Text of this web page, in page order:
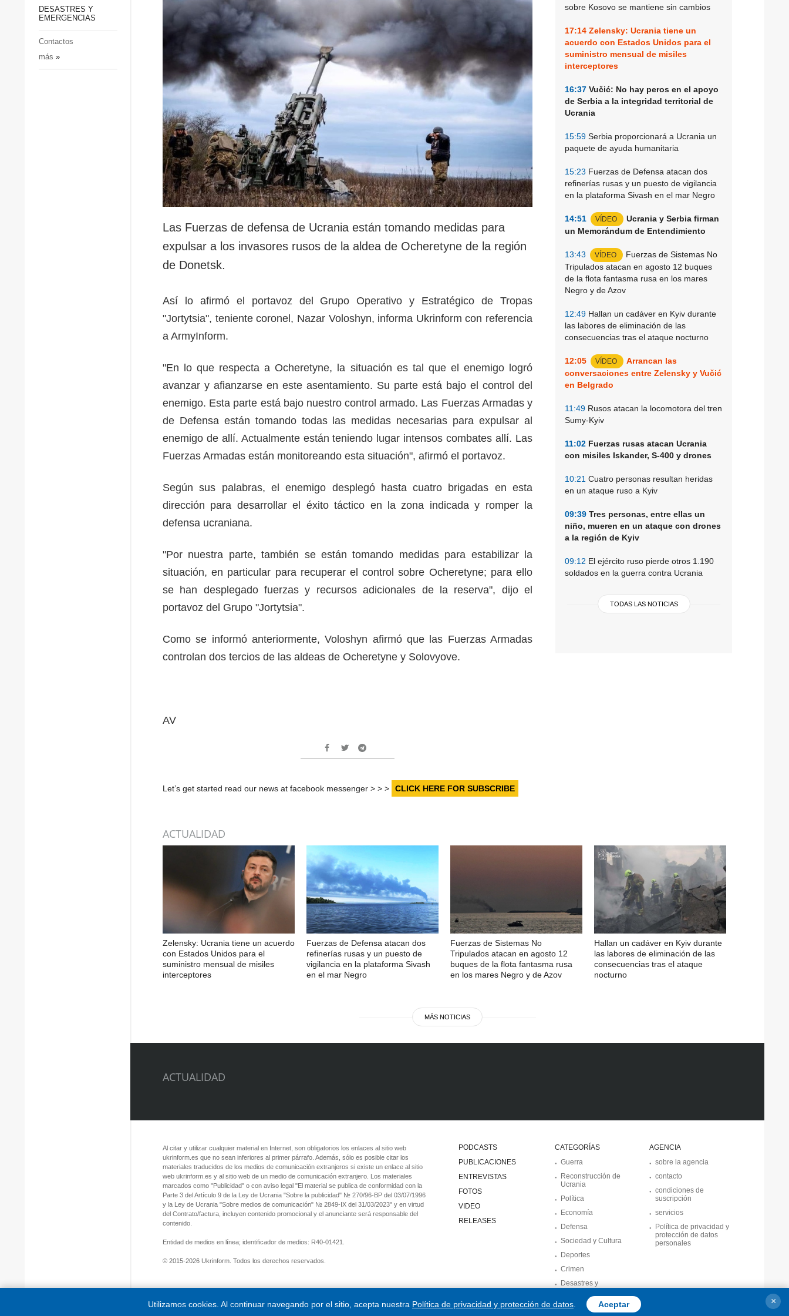
Sociedad y Cultura
Desastres y emergencias
personales
DESASTRES Y
EMERGENCIAS
Contactos
más »
sobre Kosovo se mantiene sin cambios
17:14 Zelensky: Ucrania tiene un
acuerdo con Estados Unidos para el
suministro mensual de misiles
interceptores
16:37 Vučić: No hay peros en el apoyo
de Serbia a la integridad territorial de
Ucrania
15:59 Serbia proporcionará a Ucrania un
paquete de ayuda humanitaria
15:23 Fuerzas de Defensa atacan dos
refinerías rusas y un puesto de vigilancia
en la plataforma Sivash en el mar Negro
14:51 VÍDEO
Ucrania y Serbia firman
un Memorándum de Entendimiento
13:43 VÍDEO
Fuerzas de Sistemas No
Tripulados atacan en agosto 12 buques
de la flota fantasma rusa en los mares
Negro y de Azov
12:49 Hallan un cadáver en Kyiv durante
las labores de eliminación de las
consecuencias tras el ataque nocturno
12:05 VÍDEO
Arrancan las
conversaciones entre Zelensky y Vučić
en Belgrado
11:49 Rusos atacan la locomotora del tren
Sumy-Kyiv
11:02 Fuerzas rusas atacan Ucrania
con misiles Iskander, S-400 y drones
10:21 Cuatro personas resultan heridas
en un ataque ruso a Kyiv
09:39 Tres personas, entre ellas un
niño, mueren en un ataque con drones
a la región de Kyiv
09:12 El ejército ruso pierde otros 1.190
soldados en la guerra contra Ucrania
TODAS LAS NOTICIAS
Las Fuerzas de defensa de Ucrania están tomando medidas para
expulsar a los invasores rusos de la aldea de Ocheretyne de la región
de Donetsk.
Así lo afirmó el portavoz del Grupo Operativo y Estratégico de Tropas
"Jortytsia", teniente coronel, Nazar Voloshyn, informa Ukrinform con referencia
a ArmyInform.
"En lo que respecta a Ocheretyne, la situación es tal que el enemigo logró
avanzar y afianzarse en este asentamiento. Su parte está bajo el control del
enemigo. Esta parte está bajo nuestro control armado. Las Fuerzas Armadas y
de Defensa están tomando todas las medidas necesarias para expulsar al
enemigo de allí. Actualmente están teniendo lugar intensos combates allí. Las
Fuerzas Armadas están monitoreando esta situación", afirmó el portavoz.
Según sus palabras, el enemigo desplegó hasta cuatro brigadas en esta
dirección para desarrollar el éxito táctico en la zona indicada y romper la
defensa ucraniana.
"Por nuestra parte, también se están tomando medidas para estabilizar la
situación, en particular para recuperar el control sobre Ocheretyne; para ello
se han desplegado fuerzas y recursos adicionales de la reserva", dijo el
portavoz del Grupo "Jortytsia".
Como se informó anteriormente, Voloshyn afirmó que las Fuerzas Armadas
controlan dos tercios de las aldeas de Ocheretyne y Solovyove.
AV
Let’s get started read our news at facebook messenger > > > CLICK HERE FOR SUBSCRIBE
ACTUALIDAD
Zelensky: Ucrania tiene un acuerdo
con Estados Unidos para el
suministro mensual de misiles
interceptores
Fuerzas de Defensa atacan dos
refinerías rusas y un puesto de
vigilancia en la plataforma Sivash
en el mar Negro
Fuerzas de Sistemas No
Tripulados atacan en agosto 12
buques de la flota fantasma rusa
en los mares Negro y de Azov
Hallan un cadáver en Kyiv durante
las labores de eliminación de las
consecuencias tras el ataque
nocturno
MÁS NOTICIAS
ACTUALIDAD
CATEGORÍAS
Guerra
Reconstrucción de
Ucrania
Política
Economía
Defensa
Sociedad y Cultura
Deportes
Crimen
Desastres y
AGENCIA
sobre la agencia
contacto
condiciones de
suscripción
servicios
Política de privacidad y
protección de datos
personales
PODCASTS
PUBLICACIONES
ENTREVISTAS
FOTOS
VIDEO
RELEASES
Al citar y utilizar cualquier material en Internet, son obligatorios los enlaces al sitio web
ukrinform.es que no sean inferiores al primer párrafo. Además, sólo es posible citar los
materiales traducidos de los medios de comunicación extranjeros si existe un enlace al sitio
web ukrinform.es y al sitio web de un medio de comunicación extranjero. Los materiales
marcados como "Publicidad" o con aviso legal "El material se publica de conformidad con la
Parte 3 del Artículo 9 de la Ley de Ucrania "Sobre la publicidad" № 270/96-ВР del 03/07/1996
y la Ley de Ucrania "Sobre medios de comunicación" № 2849-IX del 31/03/2023" y en virtud
del Contrato/factura, incluyen contenido promocional y el anunciante será responsable del
contenido.
Entidad de medios en línea; identificador de medios: R40-01421.
© 2015-2026 Ukrinform. Todos los derechos reservados.
Utilizamos cookies. Al continuar navegando por el sitio, acepta nuestra Política de privacidad y protección de datos Aceptar ×